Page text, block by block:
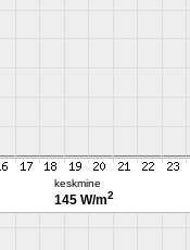
keskmine
145 W/m2